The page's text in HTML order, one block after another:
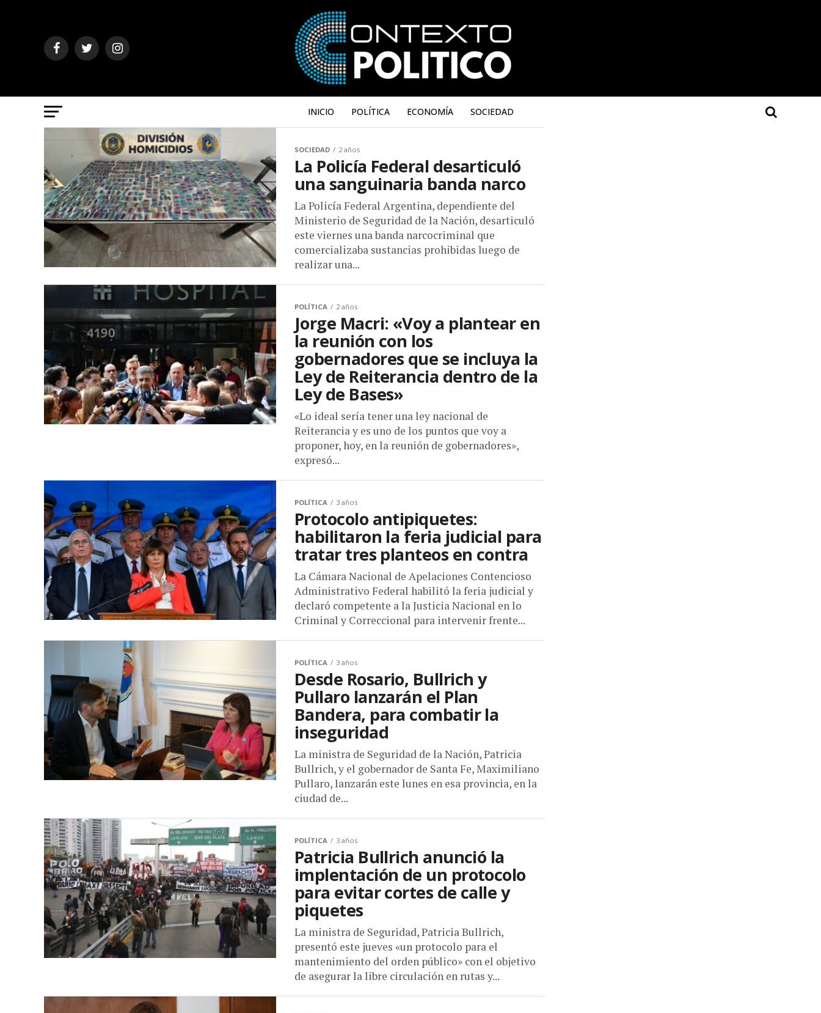
INICIO POLÍTICA ECONOMÍA SOCIEDAD
SOCIEDAD 2 años
La Policía Federal desarticuló
una sanguinaria banda narco
La Policía Federal Argentina, dependiente del
Ministerio de Seguridad de la Nación, desarticuló
este viernes una banda narcocriminal que
comercializaba sustancias prohibidas luego de
realizar una...
POLÍTICA 2 años
Jorge Macri: «Voy a plantear en
la reunión con los
gobernadores que se incluya la
Ley de Reiterancia dentro de la
Ley de Bases»
«Lo ideal sería tener una ley nacional de
Reiterancia y es uno de los puntos que voy a
proponer, hoy, en la reunión de gobernadores»,
expresó...
POLÍTICA 3 años
Protocolo antipiquetes:
habilitaron la feria judicial para
tratar tres planteos en contra
La Cámara Nacional de Apelaciones Contencioso
Administrativo Federal habilitó la feria judicial y
declaró competente a la Justicia Nacional en lo
Criminal y Correccional para intervenir frente...
POLÍTICA 3 años
Desde Rosario, Bullrich y
Pullaro lanzarán el Plan
Bandera, para combatir la
inseguridad
La ministra de Seguridad de la Nación, Patricia
Bullrich, y el gobernador de Santa Fe, Maximiliano
Pullaro, lanzarán este lunes en esa provincia, en la
ciudad de...
POLÍTICA 3 años
Patricia Bullrich anunció la
implentación de un protocolo
para evitar cortes de calle y
piquetes
La ministra de Seguridad, Patricia Bullrich,
presentó este jueves «un protocolo para el
mantenimiento del orden público» con el objetivo
de asegurar la libre circulación en rutas y...